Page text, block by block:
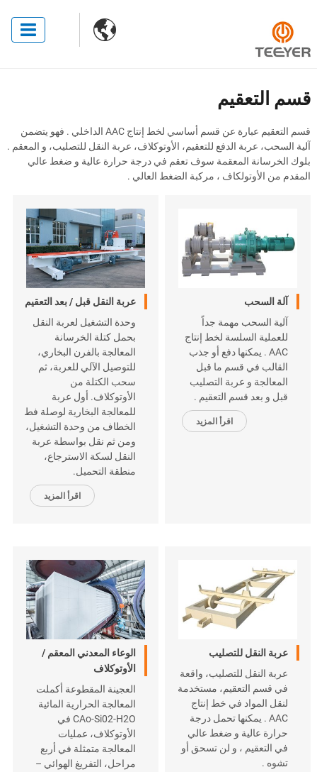

قسم التعقيم
قسم التعقيم عبارة عن قسم أساسي لخط إنتاج AAC الداخلي . فهو يتضمن
آلية السحب، عربة الدفع للتعقيم، الأوتوكلاف، عربة النقل للتصليب، و المعقم .
بلوك الخرسانة المعقمة سوف تعقم في درجة حرارة عالية و ضغط عالي
المقدم من الأوتولكاف ، مركبة الضغط العالي .
آلة السحب
آلية السحب مهمة جداً
للعملية السلسة لخط إنتاج
AAC . يمكنها دفع أو جذب
القالب في قسم ما قبل
المعالجة و عربة التصليب
قبل و بعد قسم التعقيم .
اقرأ المزيد
عربة النقل قبل / بعد التعقيم
وحدة التشغيل لعربة النقل
بحمل كتلة الخرسانة
المعالجة بالفرن البخاري،
للتوصيل الآلي للعربة، ثم
سحب الكتلة من
الأوتوكلاف. أول عربة
للمعالجة البخارية لوصلة فط
الخطاف من وحدة التشغيل،
ومن ثم نقل بواسطة عربة
النقل لسكة الاسترجاع،
منطقة التحميل.
اقرأ المزيد
عربة النقل للتصليب
عربة النقل للتصليب، واقعة
في قسم التعقيم، مستخدمة
لنقل المواد في خط إنتاج
AAC . يمكنها تحمل درجة
حرارة عالية و ضغط عالي
في التعقيم ، و لن تسحق أو
تشوه .
الوعاء المعدني المعقم /
الأوتوكلاف
العجينة المقطوعة أكملت
المعالجة الحرارية المائية
CAo-Si02-H2O في
الأوتوكلاف، عمليات
المعالجة متمثلة في أربع
مراحل، التفريغ الهوائي –